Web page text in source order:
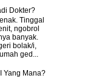
Dokter?
Tinggal
ngobrol
banyak.
bolak/i,
ged...
Yang Mana?